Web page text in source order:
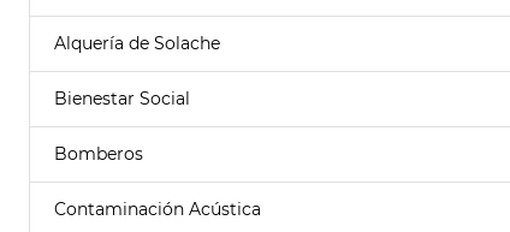
Alquería de Solache
Bienestar Social
Bomberos
Contaminación Acústica